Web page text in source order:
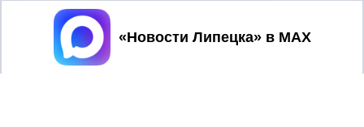
Принять